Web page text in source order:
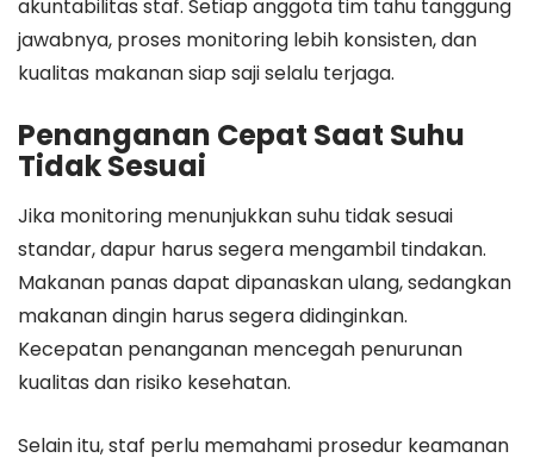
akuntabilitas staf. Setiap anggota tim tahu tanggung
jawabnya, proses monitoring lebih konsisten, dan
kualitas makanan siap saji selalu terjaga.
Penanganan Cepat Saat Suhu
Tidak Sesuai
Jika monitoring menunjukkan suhu tidak sesuai
standar, dapur harus segera mengambil tindakan.
Makanan panas dapat dipanaskan ulang, sedangkan
makanan dingin harus segera didinginkan.
Kecepatan penanganan mencegah penurunan
kualitas dan risiko kesehatan.
Selain itu, staf perlu memahami prosedur keamanan